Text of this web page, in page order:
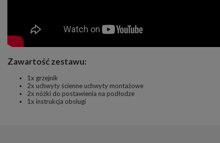
Zawartość zestawu:
1x grzejnik
2x uchwyty ścienne uchwyty montażowe
2x nóżki do postawienia na podłodze
1x instrukcja obsługi